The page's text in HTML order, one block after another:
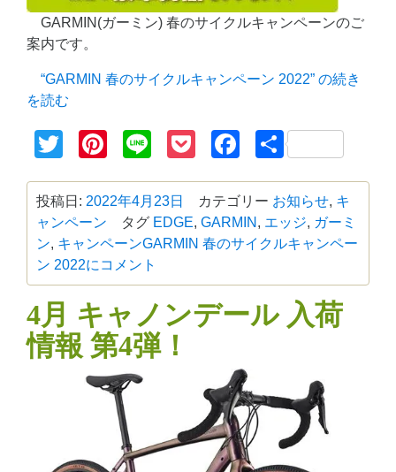
GARMIN(ガーミン) 春のサイクルキャンペーンのご
案内です。
“GARMIN 春のサイクルキャンペーン 2022” の続き
を読む
TwitterPinterest
Line PocketFacebook
共
投稿日: 2022年4月23日 カテゴリー お知らせ, キ
ャンペーン
タグ EDGE, GARMIN , エッジ, ガーミ
ン, キャンペーンGARMIN 春のサイクルキャンペー
ン 2022に コメント
4月 キャノンデール 入荷
情報 第4弾！